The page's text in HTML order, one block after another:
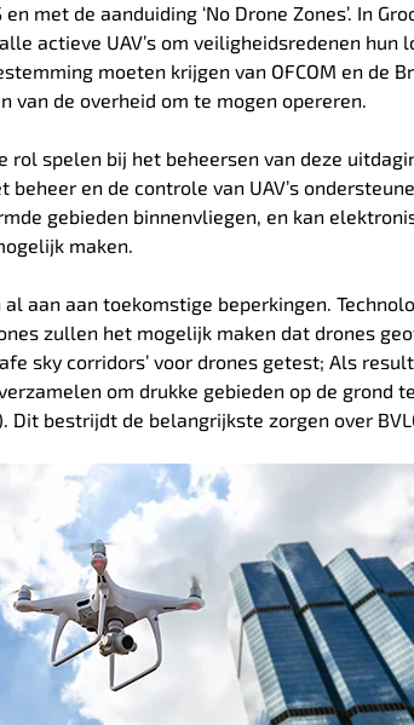
met de aanduiding ‘No Drone Zones’. In
actieve UAV’s om veiligheidsredenen hun
moeten krijgen van OFCOM en de
van de overheid om te mogen opereren.
rol spelen bij het beheersen van deze
en de controle van UAV’s
gebieden binnenvliegen, en kan
maken.
aan aan toekomstige beperkingen.
zullen het mogelijk maken dat drones
sky corridors’ voor drones getest; Als
om drukke gebieden op de grond
Dit bestrijdt de belangrijkste zorgen over